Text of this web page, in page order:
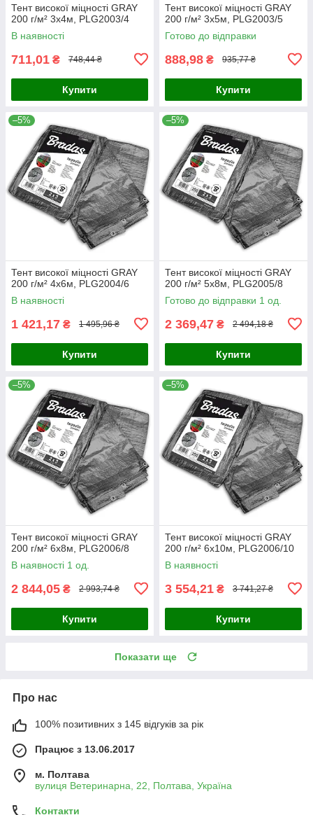
Тент високої міцності GRAY
200 г/м² 3x4м, PLG2003/4
В наявності
711,01 ₴ 748,44 ₴
Купити
Тент високої міцності GRAY
200 г/м² 3x5м, PLG2003/5
Готово до відправки
888,98 ₴ 935,77 ₴
Купити
–5%
Тент високої міцності GRAY
200 г/м² 4x6м, PLG2004/6
В наявності
1 421,17 ₴ 1 495,96 ₴
Купити
–5%
Тент високої міцності GRAY
200 г/м² 5x8м, PLG2005/8
Готово до відправки 1 од.
2 369,47 ₴ 2 494,18 ₴
Купити
–5%
Тент високої міцності GRAY
200 г/м² 6x8м, PLG2006/8
В наявності 1 од.
2 844,05 ₴ 2 993,74 ₴
Купити
–5%
Тент високої міцності GRAY
200 г/м² 6x10м, PLG2006/10
В наявності
3 554,21 ₴ 3 741,27 ₴
Купити
Показати ще
Про нас
100% позитивних з 145 відгуків за рік
Працює з 13.06.2017
м. Полтава
вулиця Ветеринарна, 22, Полтава, Україна
Контакти